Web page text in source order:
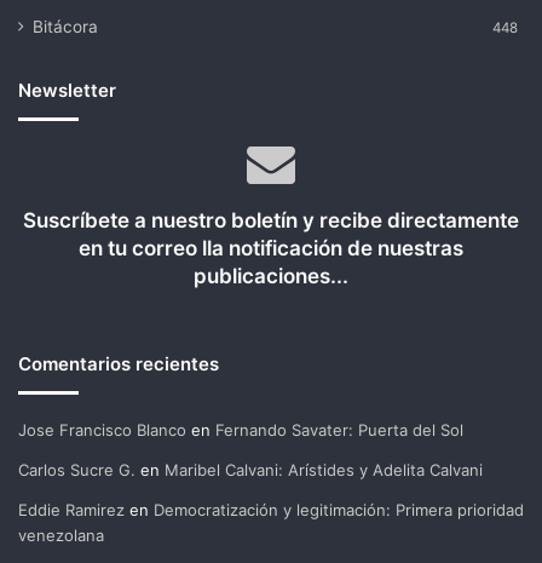
Bitácora 448
Newsletter
Suscríbete a nuestro boletín y recibe directamente
en tu correo lla notificación de nuestras
publicaciones...
Comentarios recientes
Jose Francisco Blanco en Fernando Savater: Puerta del Sol
Carlos Sucre G. en Maribel Calvani: Arístides y Adelita Calvani
Eddie Ramirez en Democratización y legitimación: Primera prioridad
venezolana